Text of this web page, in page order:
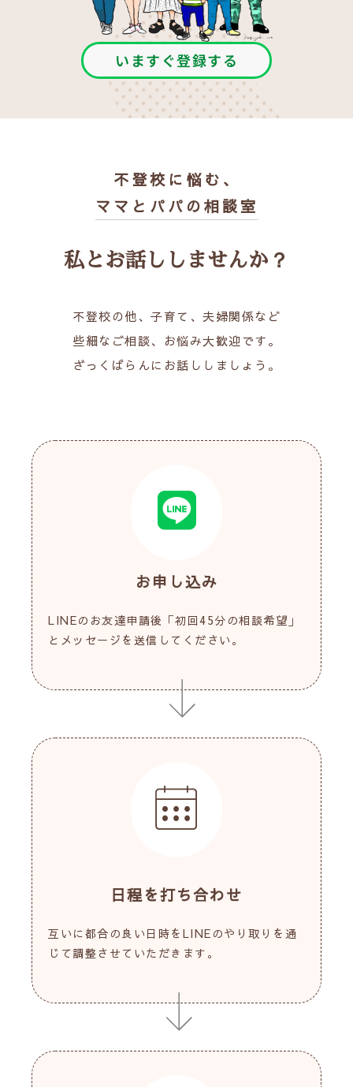
いますぐ登録する
不登校に悩む、
ママとパパの相談室
私とお話ししませんか？
不登校の他、子育て、夫婦関係など
些細なご相談、お悩み大歓迎です。
ざっくばらんにお話ししましょう。
お申し込み
LINEのお友達申請後「初回45分の相談希望」
とメッセージを送信してください。
日程を打ち合わせ
互いに都合の良い日時をLINEのやり取りを通
じて調整させていただきます。